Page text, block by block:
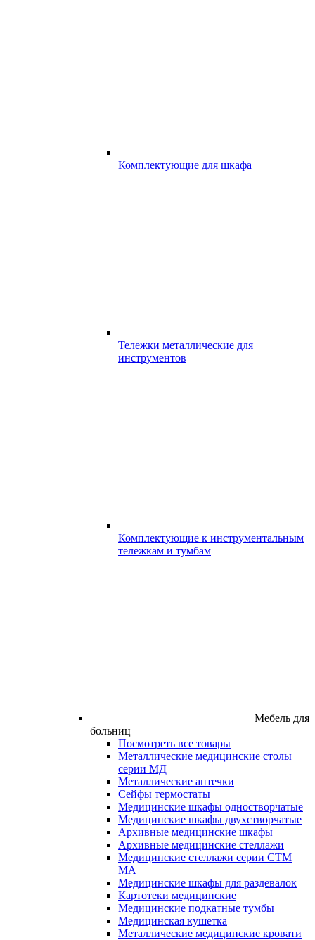
Комплектующие для шкафа
Тележки металлические для
инструментов
Комплектующие к инструментальным
тележкам и тумбам
Мебель для
больниц
Посмотреть все товары
Металлические медицинские столы
серии МД
Металлические аптечки
Сейфы термостаты
Медицинские шкафы одностворчатые
Медицинские шкафы двухстворчатые
Архивные медицинские шкафы
Архивные медицинские стеллажи
Медицинские стеллажи серии СТМ
МА
Медицинские шкафы для раздевалок
Картотеки медицинские
Медицинские подкатные тумбы
Медицинская кушетка
Металлические медицинские кровати